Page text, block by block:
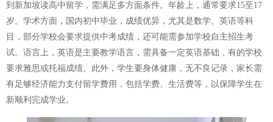
到新加坡读高中留学，需满足多方面条件。年龄上，通常要求15至17
岁。学术方面，国内初中毕业，成绩优异，尤其是数学、英语等科
目，部分学校会要求提供中考成绩，还可能需参加学校自主招生考
试。语言上，英语是主要教学语言，需具备一定英语基础，有的学校
要求雅思或托福成绩。此外，学生要身体健康，无不良记录，家长需
有足够经济能力支付留学费用，包括学费、生活费等，以保障学生在
新顺利完成学业。